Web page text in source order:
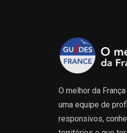
O melhor da
uma equipe de
responsivos,